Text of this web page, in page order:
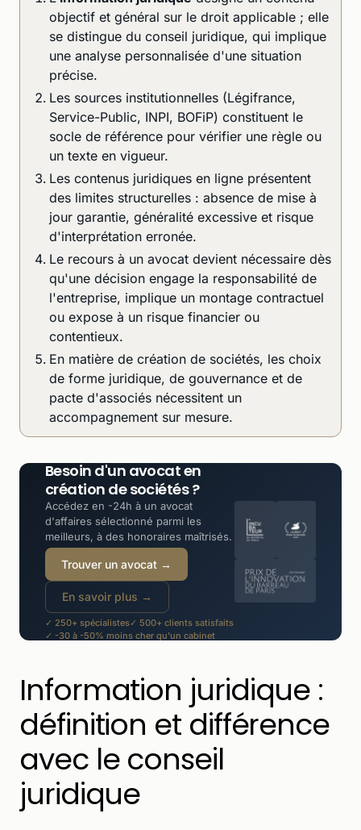
objectif et général sur le droit applicable ; elle
se distingue du conseil juridique, qui implique
une analyse personnalisée d'une situation
précise.
Les sources institutionnelles (Légifrance,
Service-Public, INPI, BOFiP) constituent le
socle de référence pour vérifier une règle ou
un texte en vigueur.
Les contenus juridiques en ligne présentent
des limites structurelles : absence de mise à
jour garantie, généralité excessive et risque
d'interprétation erronée.
Le recours à un avocat devient nécessaire dès
qu'une décision engage la responsabilité de
l'entreprise, implique un montage contractuel
ou expose à un risque financier ou
contentieux.
En matière de création de sociétés, les choix
de forme juridique, de gouvernance et de
pacte d'associés nécessitent un
accompagnement sur mesure.
Besoin d'un avocat en
création de sociétés ?
Accédez en -24h à un avocat
d'affaires sélectionné parmi les
meilleurs, à des honoraires maîtrisés.
Trouver un avocat →
En savoir plus →
✓ 250+ spécialistes✓ 500+ clients satisfaits
✓ -30 à -50% moins cher qu'un cabinet
Information juridique :
définition et différence
avec le conseil
juridique